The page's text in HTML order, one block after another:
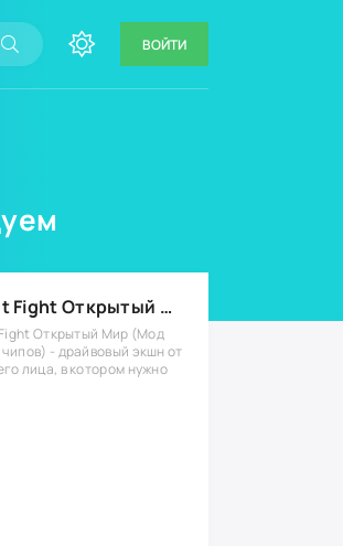
ВОЙТИ
Toilet Fight Открытый Мир (Мод: много чипов, денег, все открыто, бессмертие, урон, 50+ читов)
Открытый Мир (Мод
- драйвовый экшн от
лица, в котором нужно